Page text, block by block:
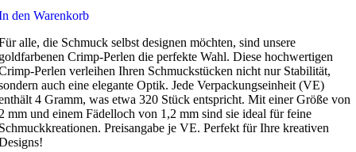
den Warenkorb
alle, die Schmuck selbst designen möchten, sind unsere
Crimp-Perlen die perfekte Wahl. Diese hochwertigen
Perlen verleihen Ihren Schmuckstücken nicht nur Stabilität,
auch eine elegante Optik. Jede Verpackungseinheit (VE)
4 Gramm, was etwa 320 Stück entspricht. Mit einer Größe von
mm und einem Fädelloch von 1,2 mm sind sie ideal für feine
Preisangabe je VE. Perfekt für Ihre kreativen